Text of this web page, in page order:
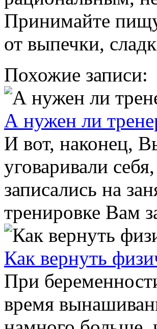
Принимайте
от выпечки,
Похожие записи:
А нужен ли
И вот, наконец,
уговаривали
записались на
тренировке Вам
Как вернуть
При
время